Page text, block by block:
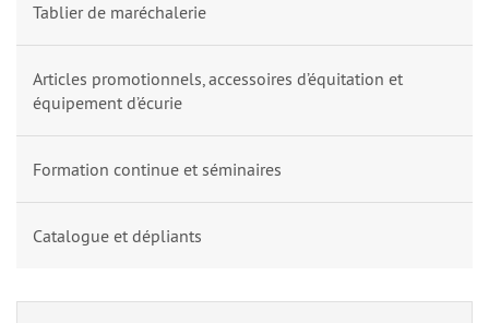
Tablier de maréchalerie
Articles promotionnels, accessoires d’équitation et
équipement d’écurie
Formation continue et séminaires
Catalogue et dépliants